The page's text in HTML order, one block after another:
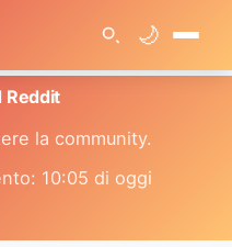
🌙
Reddit
la community.
10:05 di oggi